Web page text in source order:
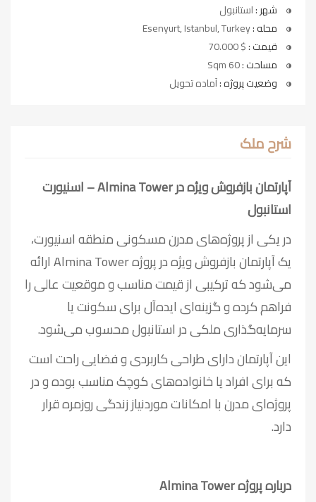
شهر :استانبول
محله :Esenyurt, Istanbul, Turkey
قیمت :$ 70.000
مساحت :60 Sqm
وضعیت پروژه :آماده تحویل
شرح ملک
آپارتمان بازفروش ویژه درAlmina Tower –
اسنیورت
استانبول
در یکی از پروژه‌های مدرن مسکونی منطقه اسنیورت،
یک آپارتمان بازفروش ویژه در پروژه Almina Tower ارائه
می‌شود که ترکیبی از قیمت مناسب و موقعیت عالی را
فراهم کرده و گزینه‌ای ایده‌آل برای سکونت یا
سرمایه‌گذاری ملکی در استانبول محسوب می‌شود.
این آپارتمان دارای طراحی کاربردی و فضایی راحت است
که برای افراد یا خانواده‌های کوچک مناسب بوده و در
پروژه‌ای مدرن با امکانات موردنیاز زندگی روزمره قرار
دارد.
درباره پروژه